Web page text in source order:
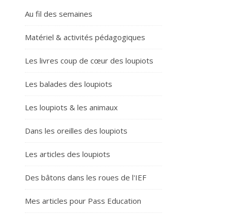
Au fil des semaines
Matériel & activités pédagogiques
Les livres coup de cœur des loupiots
Les balades des loupiots
Les loupiots & les animaux
Dans les oreilles des loupiots
Les articles des loupiots
Des bâtons dans les roues de l'IEF
Mes articles pour Pass Education